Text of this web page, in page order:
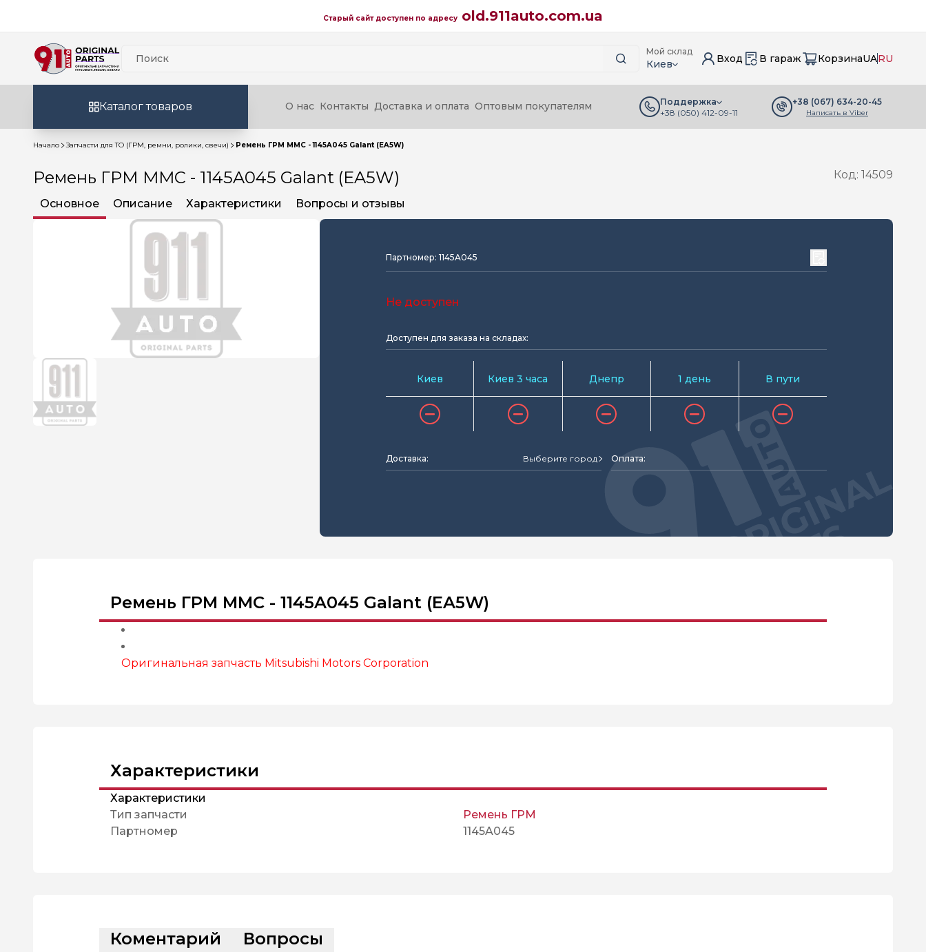
Старый сайт доступен по адресу old.911auto.com.ua
Мой склад
Киев Вход В гараж КорзинаUARU
Каталог товаров О нас Контакты Доставка и оплата Оптовым покупателям
Поддержка
+38 (050) 412-09-11
+38 (067) 634-20-45
Написать в Viber
Начало Запчасти для ТО (ГРМ, ремни, ролики, свечи) Ремень ГРМ MMC - 1145A045 Galant (EA5W)
Ремень ГРМ MMC - 1145A045 Galant (EA5W) Код: 14509
Основное Описание Характеристики Вопросы и отзывы
Партномер: 1145A045
Не доступен
Доступен для заказа на складах:
Киев Киев 3 часа Днепр 1 день В пути
Доставка: Выберите город Оплата:
Ремень ГРМ MMC - 1145A045 Galant (EA5W)
Оригинальная запчасть Mitsubishi Motors Corporation
Характеристики
Характеристики
Тип запчасти
Ремень ГРМ
Партномер
1145A045
Коментарий Вопросы